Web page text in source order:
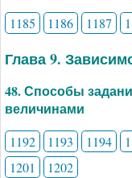
1185 1186 1187
Глава 9.
48. Способы
величинами
1192 1193 1194
1201
1202